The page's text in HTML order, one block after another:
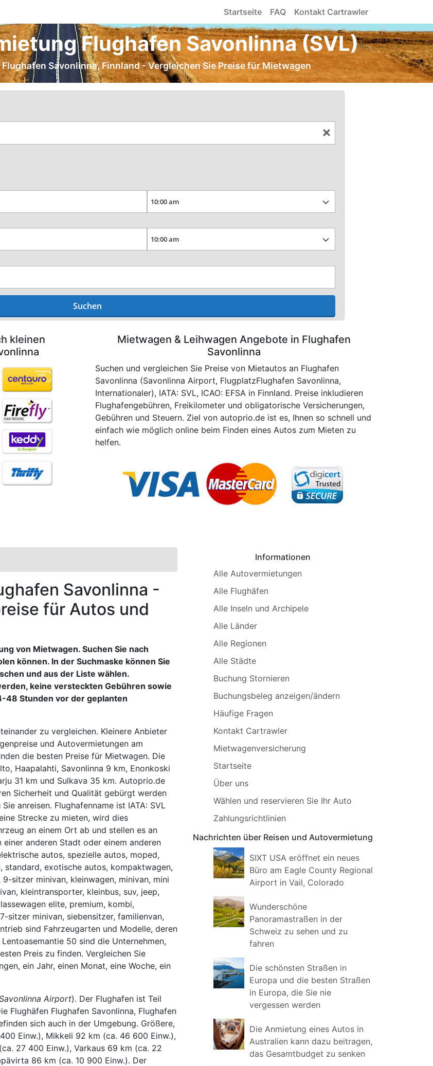
Startseite FAQ Kontakt Cartrawler
Flughafen Savonlinna (SVL)
Savonlinna, Finnland - Vergleichen Sie Preise für Mietwagen
Suchen
kleinen
Mietwagen & Leihwagen Angebote in Flughafen
Savonlinna
Suchen und vergleichen Sie Preise von Mietautos an Flughafen
Savonlinna (Savonlinna Airport, FlugplatzFlughafen Savonlinna,
Internationaler), IATA: SVL, ICAO: EFSA in Finnland. Preise inkludieren
Flughafengebühren, Freikilometer und obligatorische Versicherungen,
Gebühren und Steuern. Ziel von autoprio.de ist es, Ihnen so schnell und
einfach wie möglich online beim Finden eines Autos zum Mieten zu
helfen.
Savonlinna -
für Autos und
von Mietwagen. Suchen Sie nach
können. In der Suchmaske können Sie
und aus der Liste wählen.
keine versteckten Gebühren sowie
48 Stunden vor der geplanten
zu vergleichen. Kleinere Anbieter
und Autovermietungen am
die besten Preise für Mietwagen. Die
Haapalahti, Savonlinna 9 km, Enonkoski
31 km und Sulkava 35 km. Autoprio.de
Sicherheit und Qualität gebürgt werden
anreisen. Flughafenname ist IATA: SVL
Strecke zu mieten, wird dies
an einem Ort ab und stellen es an
anderen Stadt oder einem anderen
autos, spezielle autos, moped,
standard, exotische autos, kompaktwagen,
sitzer minivan, kleinwagen, minivan, mini
kleintransporter, kleinbus, suv, jeep,
elite, premium, kombi,
sitzer minivan, siebensitzer, familienvan,
sind Fahrzeugarten und Modelle, deren
50 sind die Unternehmen,
Preis zu finden. Vergleichen Sie
ein Jahr, einen Monat, eine Woche, ein
Airport). Der Flughafen ist Teil
Flughäfen Flughafen Savonlinna, Flughafen
sich auch in der Umgebung. Größere,
Einw.), Mikkeli 92 km (ca. 46 600 Einw.),
27 400 Einw.), Varkaus 69 km (ca. 22
86 km (ca. 10 900 Einw.). Der
Informationen
Alle Autovermietungen
Alle Flughäfen
Alle Inseln und Archipele
Alle Länder
Alle Regionen
Alle Städte
Buchung Stornieren
Buchungsbeleg anzeigen/ändern
Häufige Fragen
Kontakt Cartrawler
Mietwagenversicherung
Startseite
Über uns
Wählen und reservieren Sie Ihr Auto
Zahlungsrichtlinien
Nachrichten über Reisen und Autovermietung
SIXT USA eröffnet ein neues
Büro am Eagle County Regional
Airport in Vail, Colorado
Wunderschöne
Panoramastraßen in der
Schweiz zu sehen und zu
fahren
Die schönsten Straßen in
Europa und die besten Straßen
in Europa, die Sie nie
vergessen werden
Die Anmietung eines Autos in
Australien kann dazu beitragen,
das Gesamtbudget zu senken